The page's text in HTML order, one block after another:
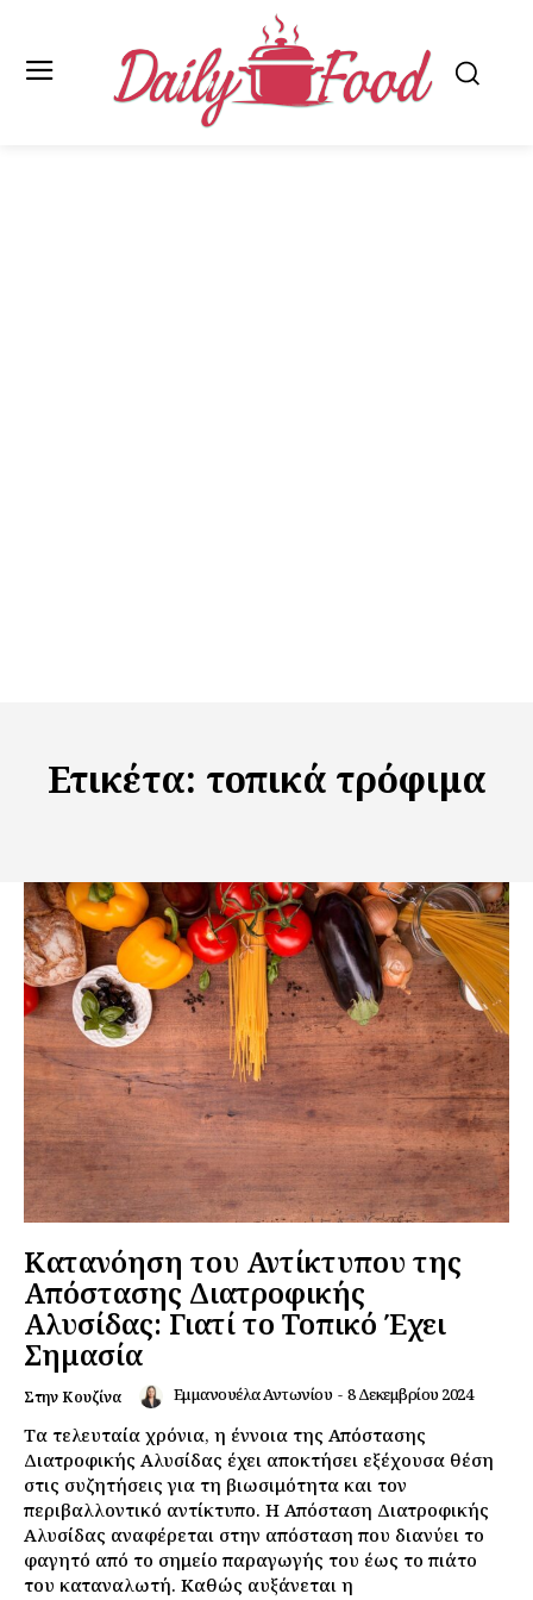
Ετικέτα: τοπικά τρόφιμα
Κατανόηση του Αντίκτυπου της
Απόστασης Διατροφικής
Αλυσίδας: Γιατί το Τοπικό Έχει
Σημασία
Στην Κουζίνα Εμμανουέλα Αντωνίου - 8 Δεκεμβρίου 2024
Τα τελευταία χρόνια, η έννοια της Απόστασης
Διατροφικής Αλυσίδας έχει αποκτήσει εξέχουσα θέση
στις συζητήσεις για τη βιωσιμότητα και τον
περιβαλλοντικό αντίκτυπο. Η Απόσταση Διατροφικής
Αλυσίδας αναφέρεται στην απόσταση που διανύει το
φαγητό από το σημείο παραγωγής του έως το πιάτο
του καταναλωτή. Καθώς αυξάνεται η